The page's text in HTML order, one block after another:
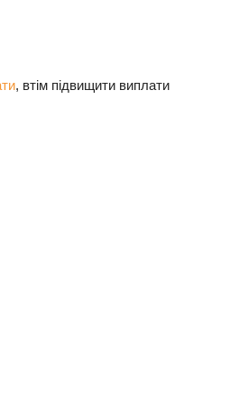
, втім підвищити виплати